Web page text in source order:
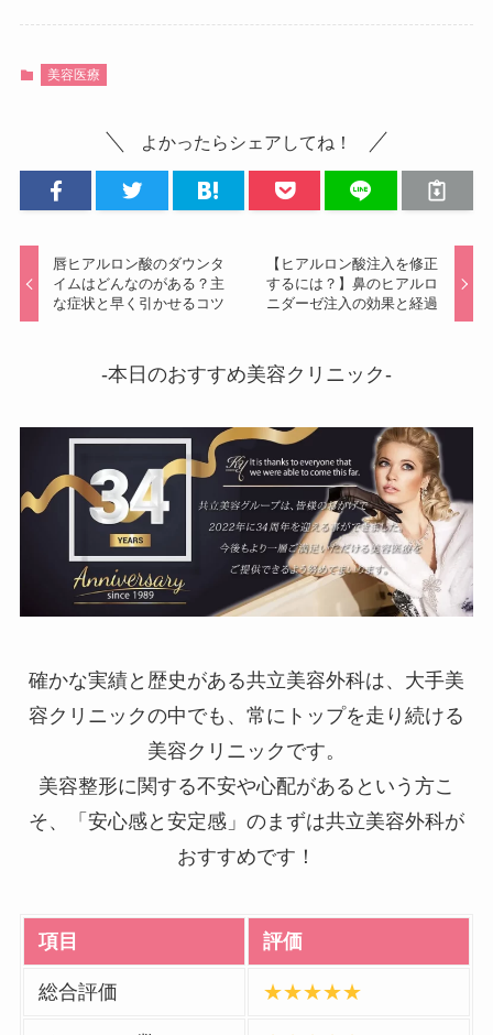
美容医療
よかったらシェアしてね！
唇ヒアルロン酸のダウンタ
イムはどんなのがある？主
な症状と早く引かせるコツ
【ヒアルロン酸注入を修正
するには？】鼻のヒアルロ
ニダーゼ注入の効果と経過
-本日のおすすめ美容クリニック-
確かな実績と歴史がある共立美容外科は、大手美
容クリニックの中でも、常にトップを走り続ける
美容クリニックです。
美容整形に関する不安や心配があるという方こ
そ、「安心感と安定感」のまずは共立美容外科が
おすすめです！
項目 評価
総合評価 ★★★★★